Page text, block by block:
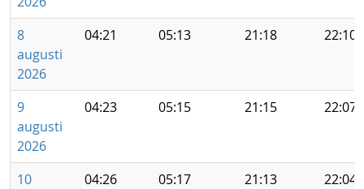
8
augusti
2026
04:21 05:13 21:18 22:10
9
augusti
2026
04:23 05:15 21:15 22:07
10
04:26 05:17 21:13 22:04